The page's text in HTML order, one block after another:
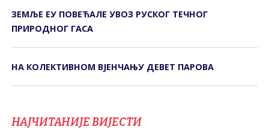
ЗЕМЉЕ ЕУ ПОВЕЋАЛЕ УВОЗ РУСКОГ ТЕЧНОГ
ПРИРОДНОГ ГАСА
НА КОЛЕКТИВНОМ ВЈЕНЧАЊУ ДЕВЕТ ПАРОВА
НАЈЧИТАНИЈЕ ВИЈЕСТИ